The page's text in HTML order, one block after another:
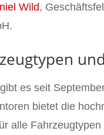
Wild,
gibt es seit
bietet die
alle